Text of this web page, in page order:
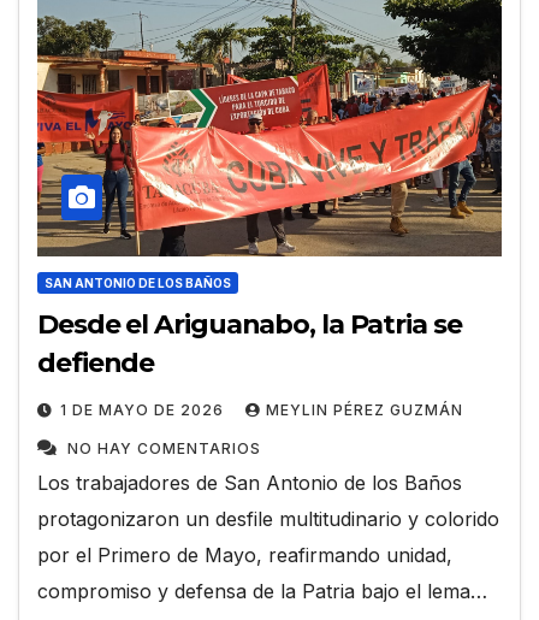
SAN ANTONIO DE LOS BAÑOS
Desde el Ariguanabo, la Patria se
defiende
1 DE MAYO DE 2026 MEYLIN PÉREZ GUZMÁN
NO HAY COMENTARIOS
Los trabajadores de San Antonio de los Baños
protagonizaron un desfile multitudinario y colorido
por el Primero de Mayo, reafirmando unidad,
compromiso y defensa de la Patria bajo el lema…